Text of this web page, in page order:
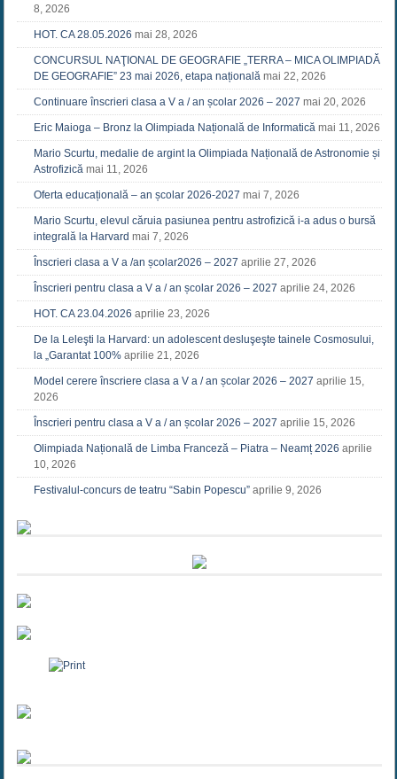
8, 2026
HOT. CA 28.05.2026 mai 28, 2026
CONCURSUL NAŢIONAL DE GEOGRAFIE „TERRA – MICA OLIMPIADĂ
DE GEOGRAFIE” 23 mai 2026, etapa națională mai 22, 2026
Continuare înscrieri clasa a V a / an școlar 2026 – 2027 mai 20, 2026
Eric Maioga – Bronz la Olimpiada Națională de Informatică mai 11, 2026
Mario Scurtu, medalie de argint la Olimpiada Națională de Astronomie și
Astrofizică mai 11, 2026
Oferta educațională – an școlar 2026-2027 mai 7, 2026
Mario Scurtu, elevul căruia pasiunea pentru astrofizică i-a adus o bursă
integrală la Harvard mai 7, 2026
Înscrieri clasa a V a /an școlar2026 – 2027 aprilie 27, 2026
Înscrieri pentru clasa a V a / an școlar 2026 – 2027 aprilie 24, 2026
HOT. CA 23.04.2026 aprilie 23, 2026
De la Leleşti la Harvard: un adolescent desluşeşte tainele Cosmosului,
la „Garantat 100% aprilie 21, 2026
Model cerere înscriere clasa a V a / an școlar 2026 – 2027 aprilie 15,
2026
Înscrieri pentru clasa a V a / an școlar 2026 – 2027 aprilie 15, 2026
Olimpiada Națională de Limba Franceză – Piatra – Neamț 2026 aprilie
10, 2026
Festivalul-concurs de teatru “Sabin Popescu” aprilie 9, 2026